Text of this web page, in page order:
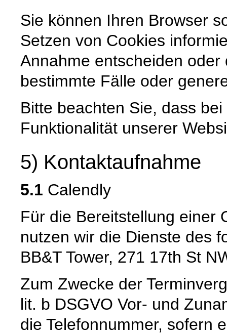
Sie können Ihren Browser
Setzen von Cookies
Annahme entscheiden
bestimmte Fälle oder
Bitte beachten Sie, dass
Funktionalität unserer
5) Kontaktaufnahme
5.1 Calendly
Für die Bereitstellung einer
nutzen wir die Dienste des
BB&T Tower, 271 17th St
Zum Zwecke der
lit. b DSGVO Vor- und
die Telefonnummer, sofern